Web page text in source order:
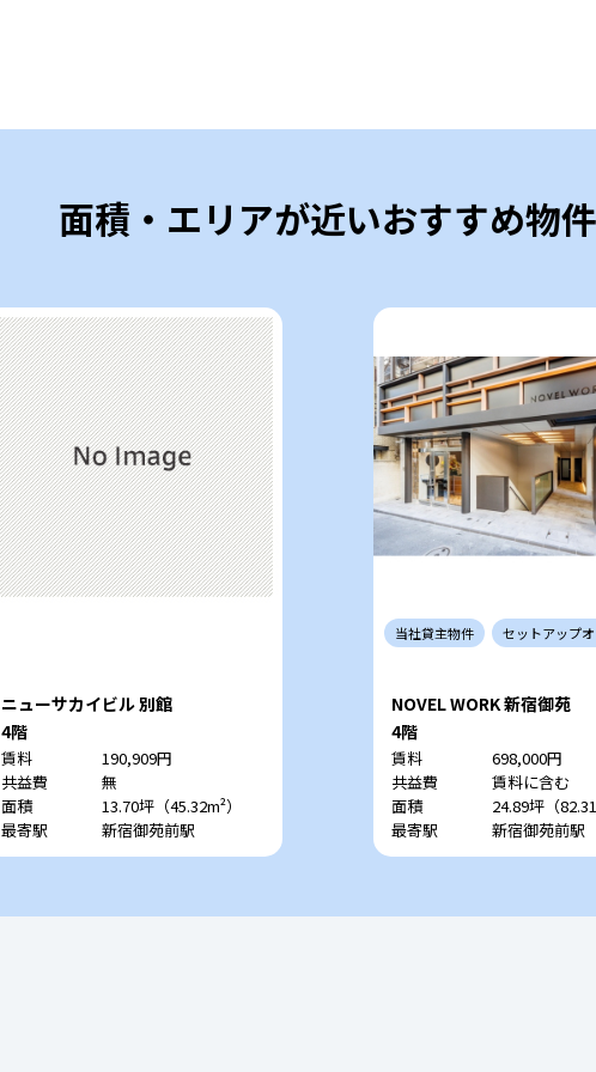
面積・エリアが近いおすすめ物件
ニューサカイビル 別館
4階
賃料
190,909円
共益費
無
面積
13.70坪（45.32m²）
最寄駅
新宿御苑前駅
当社貸主物件 セットアップ
NOVEL WORK 新宿御苑
4階
賃料
698,000円
共益費
賃料に含む
面積
24.89坪（
最寄駅
新宿御苑前駅